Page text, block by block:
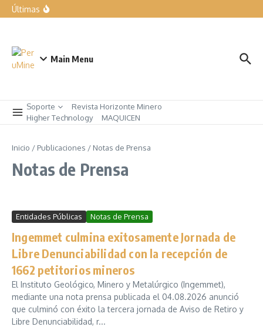
Últimas
Main Menu
Soporte
Revista Horizonte Minero
Higher Technology
MAQUICEN
Inicio / Publicaciones / Notas de Prensa
Notas de Prensa
Entidades Públicas Notas de Prensa
Ingemmet culmina exitosamente Jornada de
Libre Denunciabilidad con la recepción de
1662 petitorios mineros
El Instituto Geológico, Minero y Metalúrgico (Ingemmet),
mediante una nota prensa publicada el 04.08.2026 anunció
que culminó con éxito la tercera jornada de Aviso de Retiro y
Libre Denunciabilidad, r...